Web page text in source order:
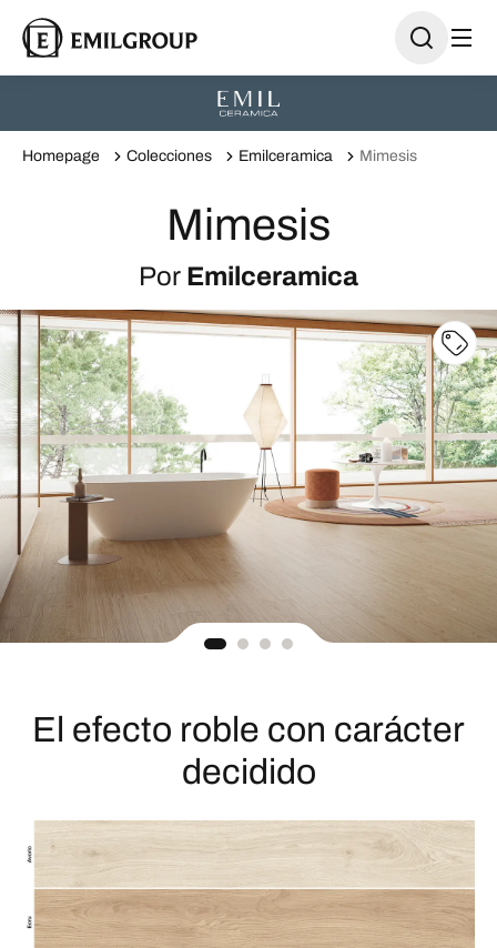
Homepage Colecciones Emilceramica Mimesis
Mimesis
Por Emilceramica
El efecto roble con carácter
decidido